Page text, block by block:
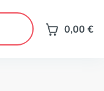
0,00 €